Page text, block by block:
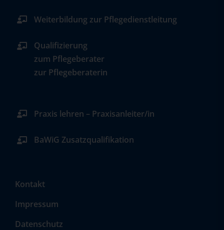
Weiterbildung zur Pflegedienstleitung
Qualifizierung
zum Pflegeberater
zur Pflegeberaterin
Praxis lehren – Praxisanleiter/in
BaWiG Zusatzqualifikation
Kontakt
Impressum
Datenschutz